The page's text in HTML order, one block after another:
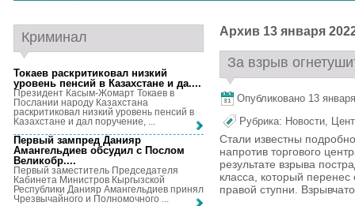
Архив 13 января
За взрыв
Опубликовано 13
Рубрика: Новости,
Стали известны
напротив торгового
результате взрыва
класса, который
правой ступни.
Криминал
Токаев раскритиковал низкий
уровень пенсий в Казахстане и да....
Президент Касым-Жомарт Токаев в
Послании народу Казахстана
раскритиковал низкий уровень пенсий в
Казахстане и дал поручение, ...
Первый зампред Данияр
Амангельдиев обсудил с Послом
Великобр....
Первый заместитель Председателя
Кабинета Министров Кыргызской
Республики Данияр Амангельдиев принял
Чрезвычайного и Полномочного ...